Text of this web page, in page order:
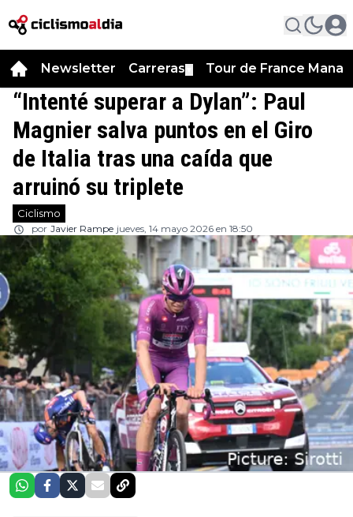
Newsletter Carreras Tour de France
“Intenté superar a Dylan”: Paul
Magnier salva puntos en el Giro
de Italia tras una caída que
arruinó su triplete
Ciclismo
por Javier Rampe jueves, 14 mayo 2026 en 18:50